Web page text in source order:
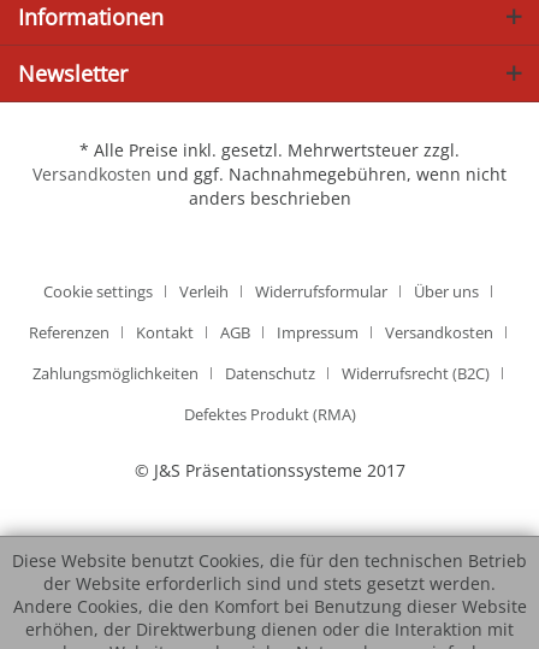
Informationen
Newsletter
* Alle Preise inkl. gesetzl. Mehrwertsteuer zzgl.
Versandkosten und ggf. Nachnahmegebühren, wenn nicht
anders beschrieben
Cookie settings Verleih Widerrufsformular
Über uns
Referenzen
Kontakt AGB Impressum
Versandkosten
Zahlungsmöglichkeiten
Datenschutz
Widerrufsrecht (B2C)
Defektes Produkt (RMA)
© J&S Präsentationssysteme 2017
Diese Website benutzt Cookies, die für den technischen Betrieb
der Website erforderlich sind und stets gesetzt werden.
Andere Cookies, die den Komfort bei Benutzung dieser Website
erhöhen, der Direktwerbung dienen oder die Interaktion mit